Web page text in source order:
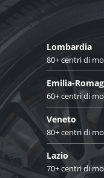
Lombardia
80+ centri di
Emilia-
60+ centri di
Veneto
80+ centri di
Lazio
70+ centri di